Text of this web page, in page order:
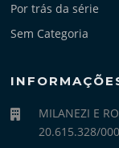
Por trás da série
Sem Categoria
MILANEZI E
20.615.328/